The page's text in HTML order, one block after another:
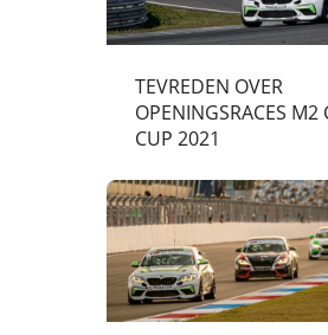
TEVREDEN OVER
OPENINGSRACES M2
CUP 2021